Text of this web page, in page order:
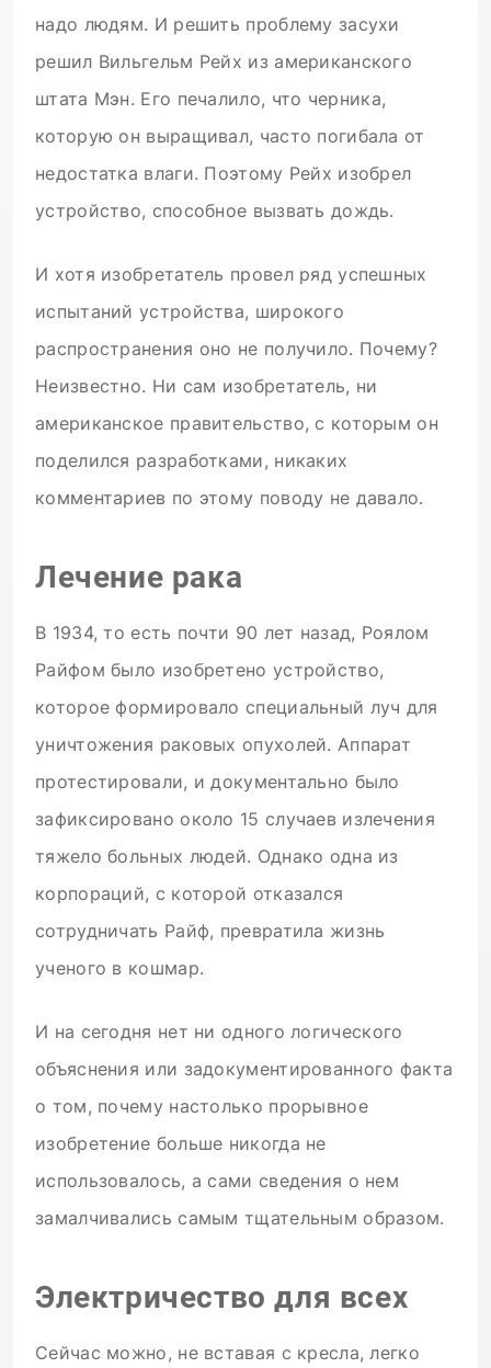
надо людям. И решить проблему засухи
решил Вильгельм Рейх из американского
штата Мэн. Его печалило, что черника,
которую он выращивал, часто погибала от
недостатка влаги. Поэтому Рейх изобрел
устройство, способное вызвать дождь.
И хотя изобретатель провел ряд успешных
испытаний устройства, широкого
распространения оно не получило. Почему?
Неизвестно. Ни сам изобретатель, ни
американское правительство, с которым он
поделился разработками, никаких
комментариев по этому поводу не давало.
Лечение рака
В 1934, то есть почти 90 лет назад, Роялом
Райфом было изобретено устройство,
которое формировало специальный луч для
уничтожения раковых опухолей. Аппарат
протестировали, и документально было
зафиксировано около 15 случаев излечения
тяжело больных людей. Однако одна из
корпораций, с которой отказался
сотрудничать Райф, превратила жизнь
ученого в кошмар.
И на сегодня нет ни одного логического
объяснения или задокументированного факта
о том, почему настолько прорывное
изобретение больше никогда не
использовалось, а сами сведения о нем
замалчивались самым тщательным образом.
Электричество для всех
Сейчас можно, не вставая с кресла, легко